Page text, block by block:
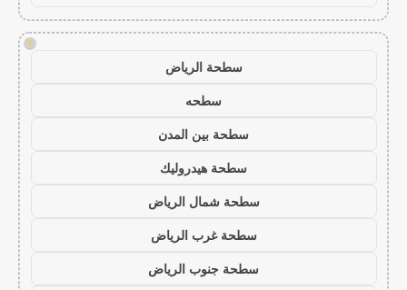
!
سطحة الرياض
سطحه
سطحة بين المدن
سطحة هيدروليك
سطحة شمال الرياض
سطحة غرب الرياض
سطحة جنوب الرياض